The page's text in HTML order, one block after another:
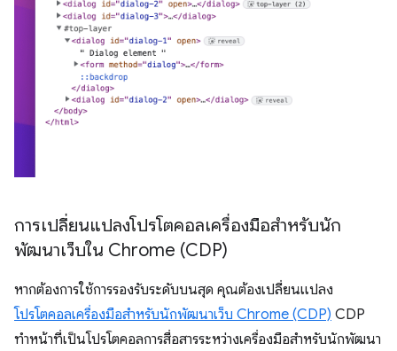
การเปลี่ยนแปลงโปรโตคอลเครื่องมือสำหรับนัก
พัฒนาเว็บใน Chrome (CDP)
หากต้องการใช้การรองรับระดับบนสุด คุณต้องเปลี่ยนแปลง
โปรโตคอลเครื่องมือสำหรับนักพัฒนาเว็บ Chrome (CDP) CDP
ทำหน้าที่เป็นโปรโตคอลการสื่อสารระหว่างเครื่องมือสำหรับนักพัฒนา